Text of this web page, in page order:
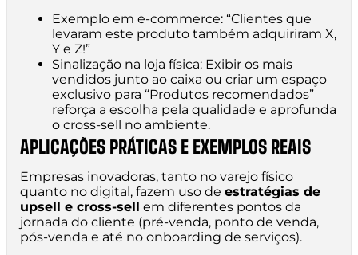
Exemplo em e-commerce: “Clientes que
levaram este produto também adquiriram X,
Y e Z!”
Sinalização na loja física: Exibir os mais
vendidos junto ao caixa ou criar um espaço
exclusivo para “Produtos recomendados”
reforça a escolha pela qualidade e aprofunda
o cross-sell no ambiente.
APLICAÇÕES PRÁTICAS E EXEMPLOS REAIS
Empresas inovadoras, tanto no varejo físico
quanto no digital, fazem uso de estratégias de
upsell e cross-sell em diferentes pontos da
jornada do cliente (pré-venda, ponto de venda,
pós-venda e até no onboarding de serviços).